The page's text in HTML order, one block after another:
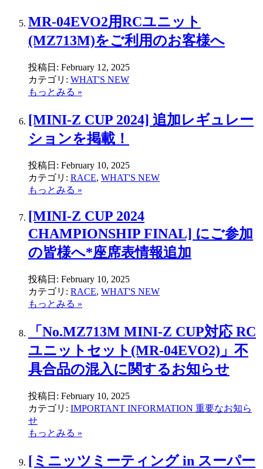
MR-04EVO2用RCユニット
(MZ713M)をご利用のお客様へ
投稿日: February 12, 2025
カテゴリ: WHAT'S NEW
もっとみる »
[MINI-Z CUP 2024] 追加レギュレー
ションを掲載！
投稿日: February 10, 2025
カテゴリ: RACE, WHAT'S NEW
もっとみる »
[MINI-Z CUP 2024
CHAMPIONSHIP FINAL] にご参加
の皆様へ*座席表情報追加
投稿日: February 10, 2025
カテゴリ: RACE, WHAT'S NEW
もっとみる »
「No.MZ713M MINI-Z CUP対応 RC
ユニットセット(MR-04EVO2)」不
具合品の混入に関するお知らせ
投稿日: February 10, 2025
カテゴリ: IMPORTANT INFORMATION 重要なお知ら
せ
もっとみる »
[ミニッツミーティング in スーパー